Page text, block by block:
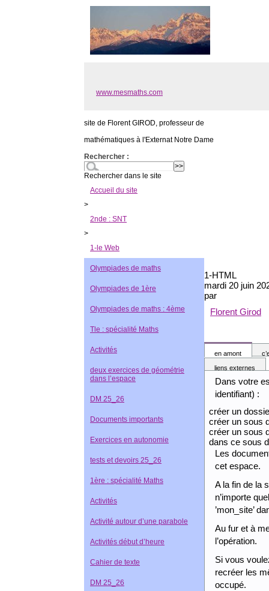
www.mesmaths.com
site de Florent GIROD, professeur de
mathématiques à l'Externat Notre Dame
Rechercher :
Rechercher dans le site
Accueil du site
>
2nde : SNT
>
1-le Web
1-HTML
mardi 20 juin
par
Florent Girod
en amont
liens externes
Dans votre
identifiant) :
créer un
créer un sous
créer un sous
dans ce sous
Les
cet espace.
A la fin de la
n’importe
’mon_site’
Au fur et à
l’opération.
Si vous
recréer les
occupé.
Olympiades de maths
Olympiades de 1ère
Olympiades de maths : 4ème
Tle : spécialité Maths
Activités
deux exercices de géométrie
dans l’espace
DM 25_26
Documents importants
Exercices en autonomie
tests et devoirs 25_26
1ère : spécialité Maths
Activités
Activité autour d’une parabole
Activités début d’heure
Cahier de texte
DM 25_26